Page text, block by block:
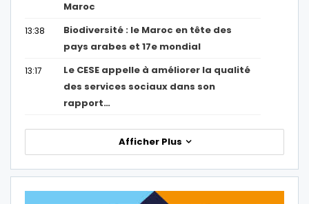
Maroc
13:38
Biodiversité : le Maroc en tête des
pays arabes et 17e mondial
13:17
Le CESE appelle à améliorer la qualité
des services sociaux dans son
rapport…
Afficher Plus